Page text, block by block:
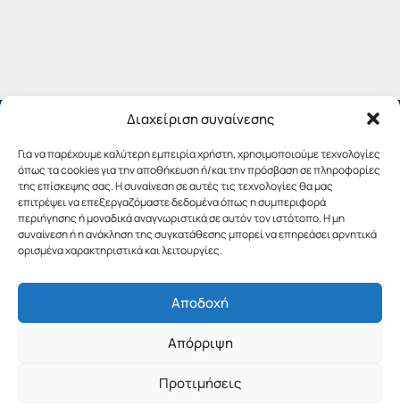
Διαχείριση συναίνεσης
Για να παρέχουμε καλύτερη εμπειρία χρήστη, χρησιμοποιούμε τεχνολογίες
όπως τα cookies για την αποθήκευση ή/και την πρόσβαση σε πληροφορίες
της επίσκεψης σας. Η συναίνεση σε αυτές τις τεχνολογίες θα μας
επιτρέψει να επεξεργαζόμαστε δεδομένα όπως η συμπεριφορά
περιήγησης ή μοναδικά αναγνωριστικά σε αυτόν τον ιστότοπο. Η μη
συναίνεση ή η ανάκληση της συγκατάθεσης μπορεί να επηρεάσει αρνητικά
ορισμένα χαρακτηριστικά και λειτουργίες.
Αποδοχή
Απόρριψη
Προτιμήσεις
Copyright © 2019 Περιφέρεια Πελοποννήσου.
Σχεδιασμός & Υλοποίηση από την